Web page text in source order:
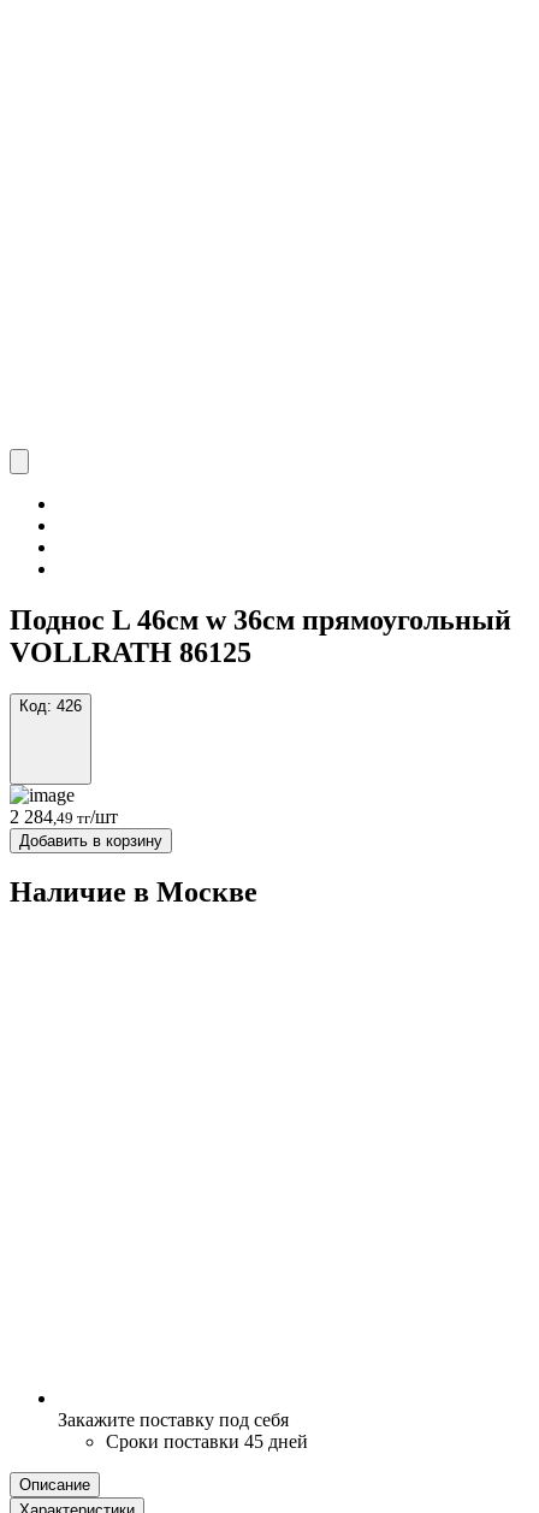
Поднос L 46см w 36см прямоугольный
VOLLRATH 86125
Код: 426
2 284 ,49 тг/шт
Добавить в корзину
Наличие в Москвe
Закажите поставку под себя
Сроки поставки 45 дней
Описание